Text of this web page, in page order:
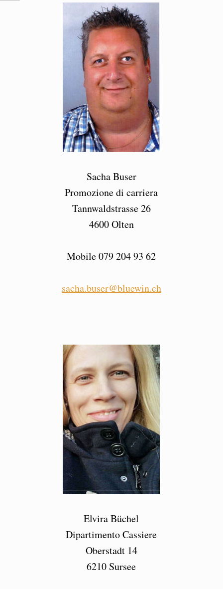
Sacha Buser
Promozione di carriera
Tannwaldstrasse 26
4600 Olten
Mobile 079 204 93 62
sacha.buser@bluewin.ch
Elvira Büchel
Dipartimento Cassiere
Oberstadt 14
6210 Sursee